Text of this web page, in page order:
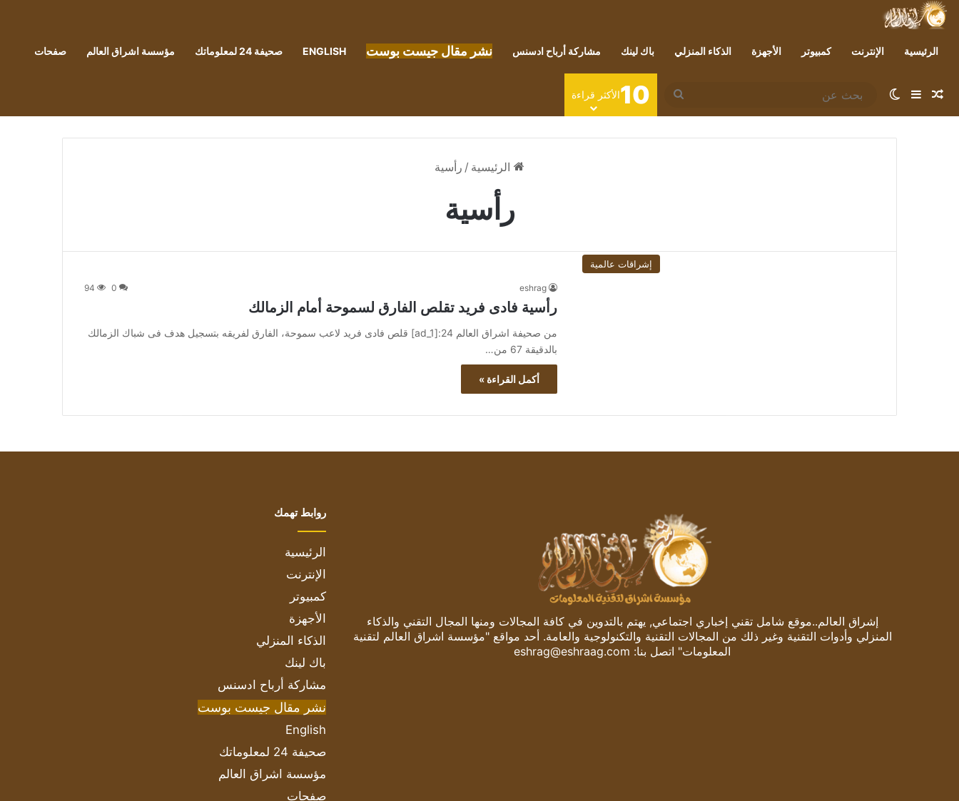
الرئيسية الإنترنت كمبيوتر الأجهزة الذكاء المنزلي باك لينك مشاركة أرباح ادسنس نشر مقال جيست بوست ENGLISH صحيفة 24 لمعلوماتك مؤسسة اشراق العالم صفحات
مقال عشوائي
إضافة عمود جانبي
الوضع المظلم
بحث
عن
10الأكثر قراءة
الرئيسية / رأسية
رأسية
إشراقات عالمية
eshrag
0
94
رأسية فادى فريد تقلص الفارق لسموحة أمام الزمالك
من صحيفة اشراق العالم 24:[ad_1] قلص فادى فريد لاعب سموحة، الفارق لفريقه بتسجيل هدف فى شباك الزمالك
بالدقيقة 67 من…
أكمل القراءة »
إشراق العالم..موقع شامل تقني إخباري اجتماعي, يهتم بالتدوين في كافة المجالات ومنها المجال التقني والذكاء
المنزلي وأدوات التقنية وغير ذلك من المجالات التقنية والتكنولوجية والعامة. أحد مواقع "مؤسسة اشراق العالم لتقنية
المعلومات" اتصل بنا: eshrag@eshraag.com
روابط تهمك
الرئيسية
الإنترنت
كمبيوتر
الأجهزة
الذكاء المنزلي
باك لينك
مشاركة أرباح ادسنس
نشر مقال جيست بوست
English
صحيفة 24 لمعلوماتك
مؤسسة اشراق العالم
صفحات